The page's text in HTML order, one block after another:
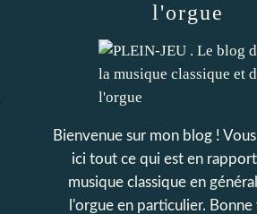
l'orgue
Bienvenue sur mon blog !
ici tout ce qui est en
musique classique en
l'orgue en particulier.